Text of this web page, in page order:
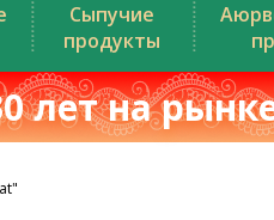
Сыпучие
продукты
лет на